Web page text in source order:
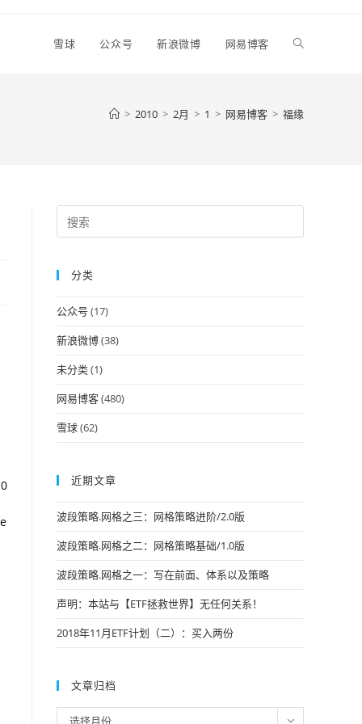
雪球 公众号 新浪微博 网易博客 Toggle
> 2010 > 2月 > 1 > 网易博客 > 福缘
Escape
分类
公众号 (17)
新浪微博(38)
未分类(1)
网易博客(480)
雪球(62)
近期文章
波段策略.网格之三：网格策略进阶/2.0版
波段策略.网格之二：网格策略基础/1.0版
波段策略.网格之一：写在前面、体系以及策略
声明：本站与【ETF拯救世界】无任何关系！
2018年11月ETF计划（二）：买入两份
文章归档
选择月份